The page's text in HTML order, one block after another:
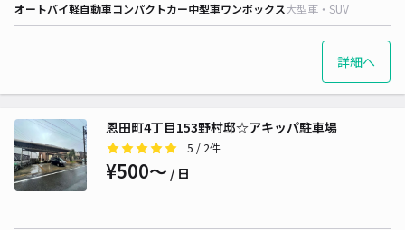
オートバイ軽自動車コンパクトカー中型車ワンボックス大型車・SUV
詳細へ
恩田町4丁目153野村邸☆アキッパ駐車場
5 / 2件
¥500〜 / 日